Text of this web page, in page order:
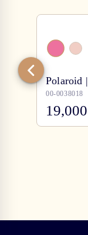
Polaroid
00-0038018
19,000